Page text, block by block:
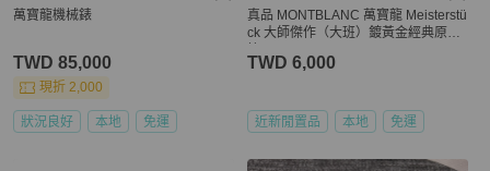
萬寶龍機械錶
TWD 85,000
現折 2,000
狀況良好 本地 免運
真品 MONTBLANC 萬寶龍 Meisterstü
ck 大師傑作（大班）鍍黃金經典原子
TWD 6,000
近新閒置品 本地 免運